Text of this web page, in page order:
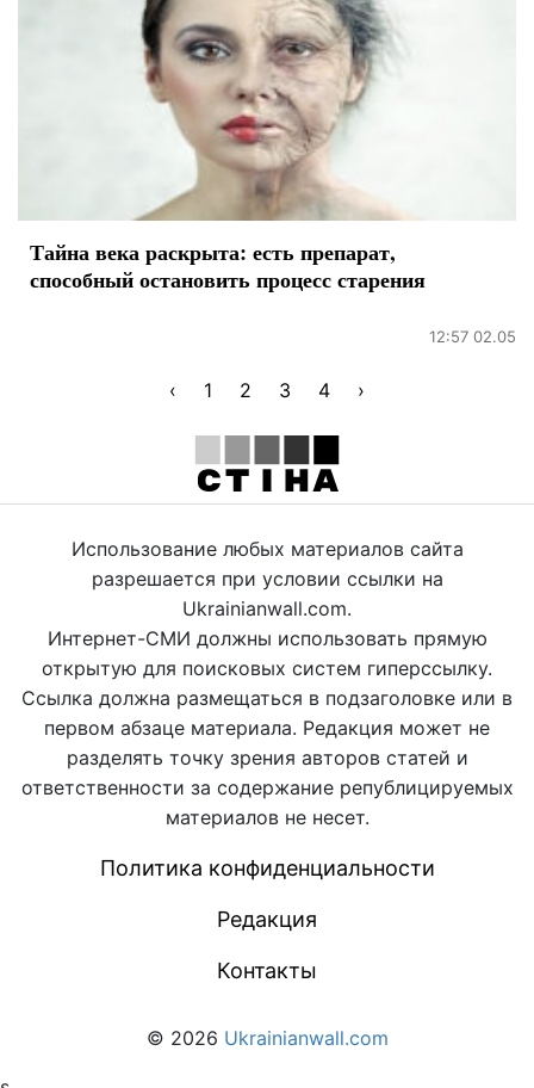
Тайна века раскрыта: есть препарат,
способный остановить процесс старения
12:57 02.05
‹ 1 2 3 4 ›
Использование любых материалов сайта
разрешается при условии ссылки на
Ukrainianwall.com.
Интернет-СМИ должны использовать прямую
открытую для поисковых систем гиперссылку.
Ссылка должна размещаться в подзаголовке или в
первом абзаце материала. Редакция может не
разделять точку зрения авторов статей и
ответственности за содержание републицируемых
материалов не несет.
Политика конфиденциальности
Редакция
Контакты
© 2026 Ukrainianwall.com